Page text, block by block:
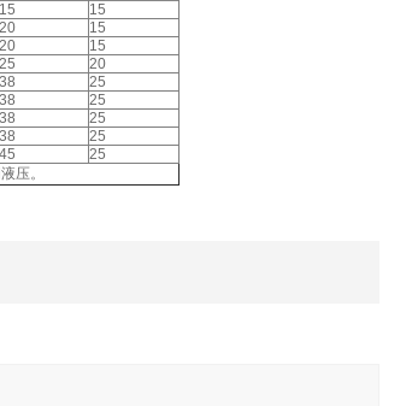
15
15
20
15
20
15
25
20
38
25
38
25
38
25
38
25
45
25
压。